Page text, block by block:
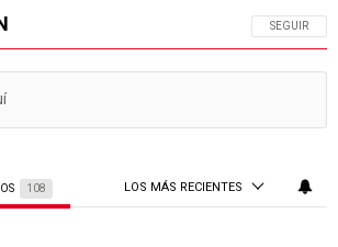
SIGA ESTA
SEGUIR
108 LOS MÁS RECIENTES